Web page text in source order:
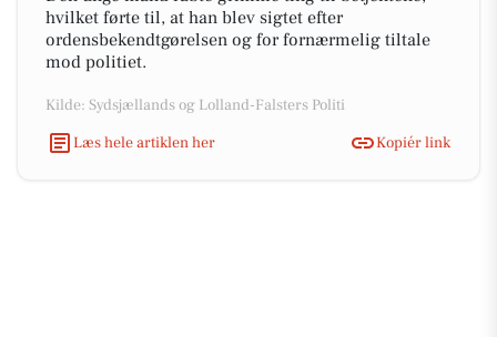
hvilket førte til, at han blev sigtet efter
ordensbekendtgørelsen og for fornærmelig tiltale
mod politiet.
Kilde: Sydsjællands og Lolland-Falsters Politi
Læs hele artiklen her
Kopiér link